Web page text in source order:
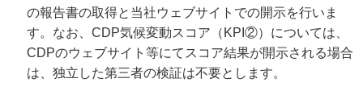
の報告書の取得と当社ウェブサイトでの開示を行いま
す。なお、CDP気候変動スコア（KPI②）については、
CDPのウェブサイト等にてスコア結果が開示される場合
は、独立した第三者の検証は不要とします。